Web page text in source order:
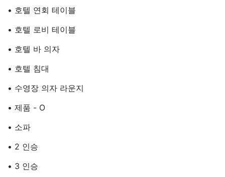
• 호텔 연회 테이블
• 호텔 로비 테이블
• 호텔 바 의자
• 호텔 침대
• 수영장 의자 라운지
• 제품 - O
• 소파
• 2 인승
• 3 인승